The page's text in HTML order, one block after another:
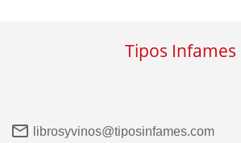
Tipos Infames
librosyvinos@tiposinfames.com